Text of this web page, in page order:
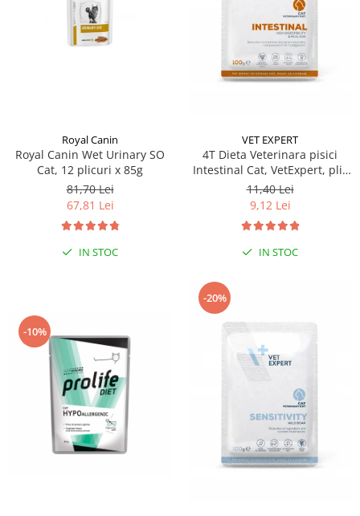
Royal Canin
Royal Canin Wet Urinary SO
Cat, 12 plicuri x 85g
81,70 Lei
67,81 Lei
IN STOC
VET EXPERT
4T Dieta Veterinara pisici
Intestinal Cat, VetExpert, plic
100g
11,40 Lei
9,12 Lei
IN STOC
-10%
-20%